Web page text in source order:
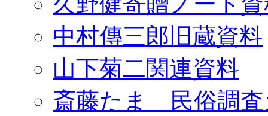
中村傳三郎旧蔵資料
山下菊二関連資料
斎藤たま 民俗調査